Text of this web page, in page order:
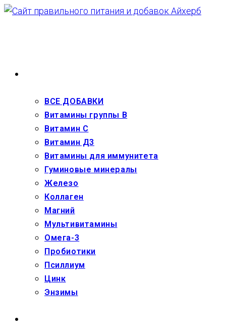
Перейти
ВСЕ ДОБАВКИ
Витамины группы В
Витамин С
Витамин Д3
Витамины для иммунитета
Гуминовые минералы
Железо
Коллаген
Магний
Мультивитамины
Омега-3
Пробиотики
Псиллиум
Цинк
Энзимы